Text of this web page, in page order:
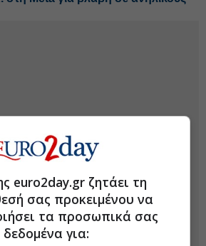
euro2day.gr ζητάει τη
σας προκειμένου να
τα προσωπικά σας
δεδομένα για: